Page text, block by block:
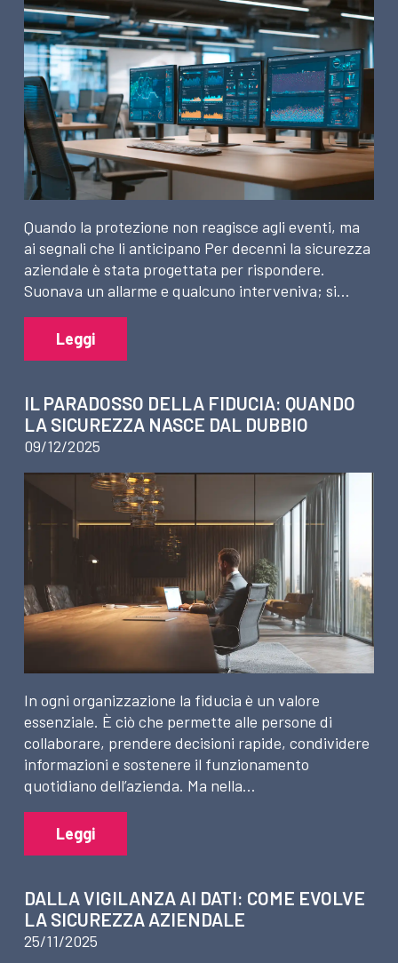
Quando la protezione non reagisce agli eventi, ma
ai segnali che li anticipano Per decenni la sicurezza
aziendale è stata progettata per rispondere.
Suonava un allarme e qualcuno interveniva; si…
Leggi
IL PARADOSSO DELLA FIDUCIA: QUANDO
LA SICUREZZA NASCE DAL DUBBIO
09/12/2025
In ogni organizzazione la fiducia è un valore
essenziale. È ciò che permette alle persone di
collaborare, prendere decisioni rapide, condividere
informazioni e sostenere il funzionamento
quotidiano dell’azienda. Ma nella…
Leggi
DALLA VIGILANZA AI DATI: COME EVOLVE
LA SICUREZZA AZIENDALE
25/11/2025